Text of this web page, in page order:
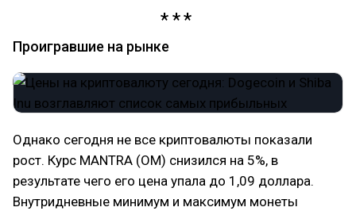
Проигравшие на рынке
Однако сегодня не все криптовалюты показали
рост. Курс MANTRA (OM) снизился на 5%, в
результате чего его цена упала до 1,09 доллара.
Внутридневные минимум и максимум монеты